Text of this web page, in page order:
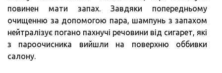
повинен мати запах. Завдяки попередньому
очищенню за допомогою пара, шампунь з запахом
нейтралізує погано пахнучі речовини від сигарет, які
з пароочисника вийшли на поверхню оббивки
салону.